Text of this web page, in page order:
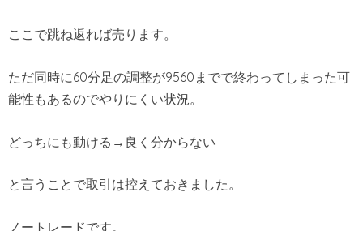
ここで跳ね返れば売ります。
ただ同時に60分足の調整が9560までで終わってしまった可
能性もあるのでやりにくい状況。
どっちにも動ける→良く分からない
と言うことで取引は控えておきました。
ノートレードです。